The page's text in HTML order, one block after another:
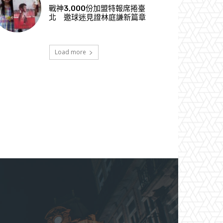
戰神3,000份加盟特報席捲臺
北 邀球迷見證林庭謙新篇章
Load more